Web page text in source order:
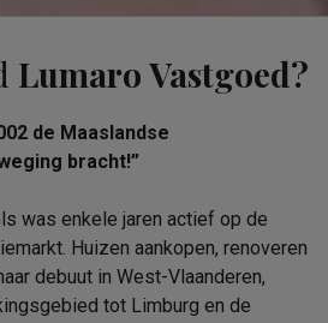
Lumaro Vastgoed?
de Maaslandse
bracht!”
was enkele jaren actief op de
Huizen aankopen, renoveren
debuut in West-Vlaanderen,
tot Limburg en de